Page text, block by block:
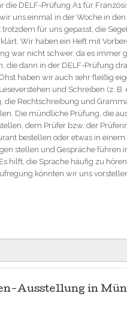
die DELF-Prüfung A1 für
uns einmal in der Woche in
für uns gepasst, die
Wir haben ein Heft mit
war nicht schwer, da es
die dann in der DELF-Prüfung
haben wir auch sehr fleißig
und Schreiben (z.
Rechtschreibung und
Die mündliche Prüfung, die
dem Prüfer bzw. der
bestellen oder etwas in
stellen und Gespräche führen
hilft, die Sprache häufig zu
könnten wir uns
.
Ausstellung in